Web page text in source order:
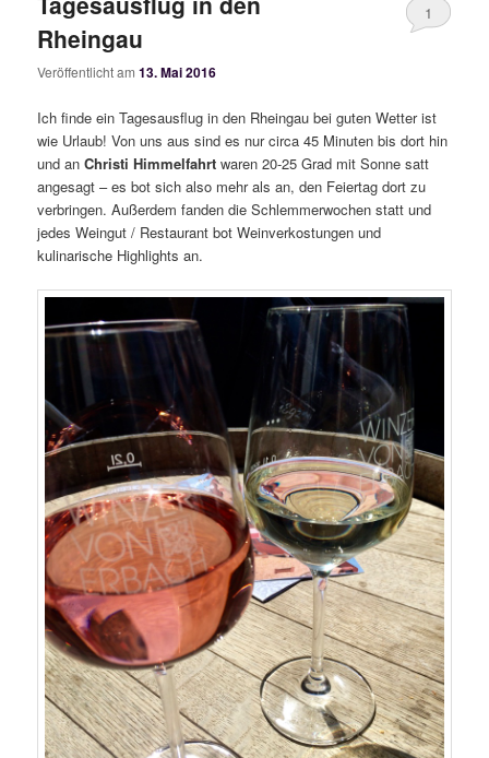
Rheingau
Veröffentlicht am13. Mai 2016
1
Ich finde ein Tagesausflug in den Rheingau bei guten Wetter ist
wie Urlaub! Von uns aus sind es nur circa 45 Minuten bis dort hin
und anChristi Himmelfahrt waren 20-25 Grad mit Sonne satt
angesagt – es bot sich also mehr als an, den Feiertag dort zu
verbringen. Außerdem fanden die Schlemmerwochen statt und
jedes Weingut / Restaurant bot Weinverkostungen und
kulinarische Highlights an.